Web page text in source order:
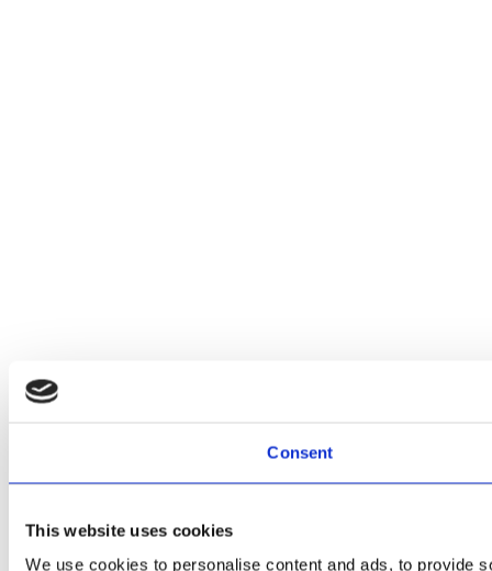
Consent
This website uses cookies
We use cookies to personalise content and ads, to provide